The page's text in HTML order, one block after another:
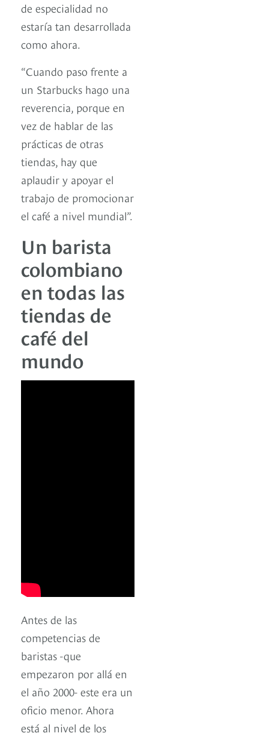
de especialidad no
estaría tan desarrollada
como ahora.
“Cuando paso frente a
un Starbucks hago una
reverencia, porque en
vez de hablar de las
prácticas de otras
tiendas, hay que
aplaudir y apoyar el
trabajo de promocionar
el café a nivel mundial”.
Un barista
colombiano
en todas las
tiendas de
café del
mundo
Antes de las
competencias de
baristas -que
empezaron por allá en
el año 2000- este era un
oficio menor. Ahora
está al nivel de los